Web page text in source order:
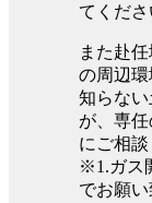
てくださ
また赴
の周辺環
知らな
が、専
にご相談
※1.ガス
でお願い